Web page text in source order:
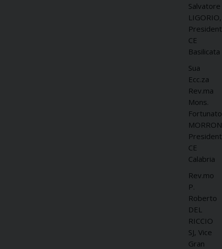
Salvatore
LIGORIO,
CE
Basilicata
Sua
Ecc.za
Rev.ma
Mons.
Fortunato
CE
Calabria
Rev.mo
P.
Roberto
DEL
RICCIO
SJ, Vice
Gran